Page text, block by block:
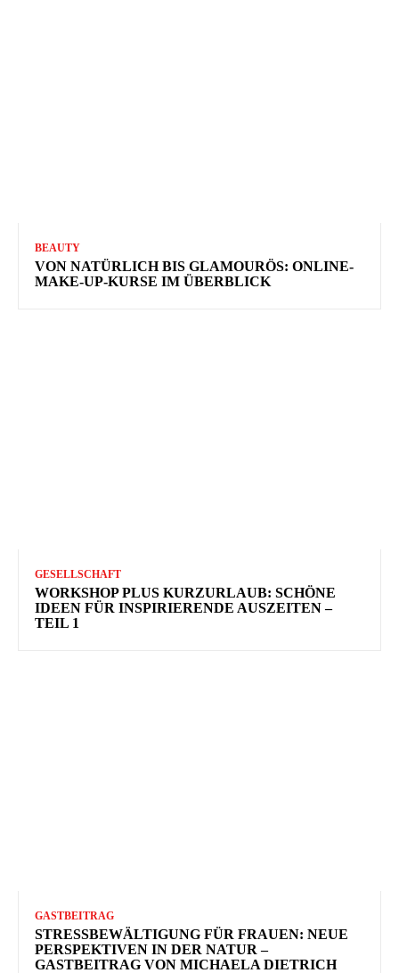
BEAUTY
VON NATÜRLICH BIS GLAMOURÖS: ONLINE-
MAKE-UP-KURSE IM ÜBERBLICK
GESELLSCHAFT
WORKSHOP PLUS KURZURLAUB: SCHÖNE
IDEEN FÜR INSPIRIERENDE AUSZEITEN –
TEIL 1
GASTBEITRAG
STRESSBEWÄLTIGUNG FÜR FRAUEN: NEUE
PERSPEKTIVEN IN DER NATUR –
GASTBEITRAG VON MICHAELA DIETRICH